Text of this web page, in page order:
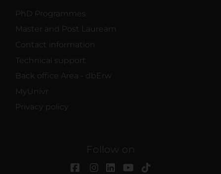
PhD Programmes
Master and Post Lauream
Contact information
Technical support
Back office Area - dbErw
MyUnivr
Privacy policy
Follow on